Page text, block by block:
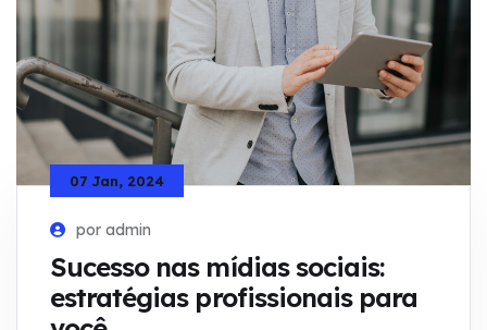
07 Jan, 2024
por admin
Sucesso nas mídias sociais:
estratégias profissionais para